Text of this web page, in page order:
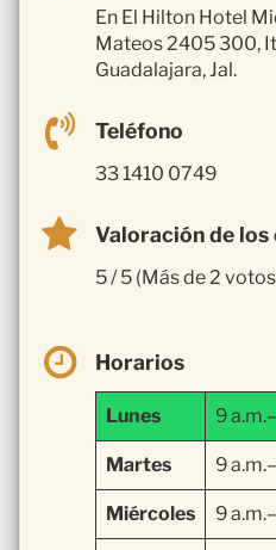
En El Hilton Hotel
Mateos 2405 300,
Guadalajara, Jal.
Teléfono
33 1410 0749
Valoración de los
5 / 5 (Más de 2
Horarios
Lunes 9
Martes 9
Miércoles 9